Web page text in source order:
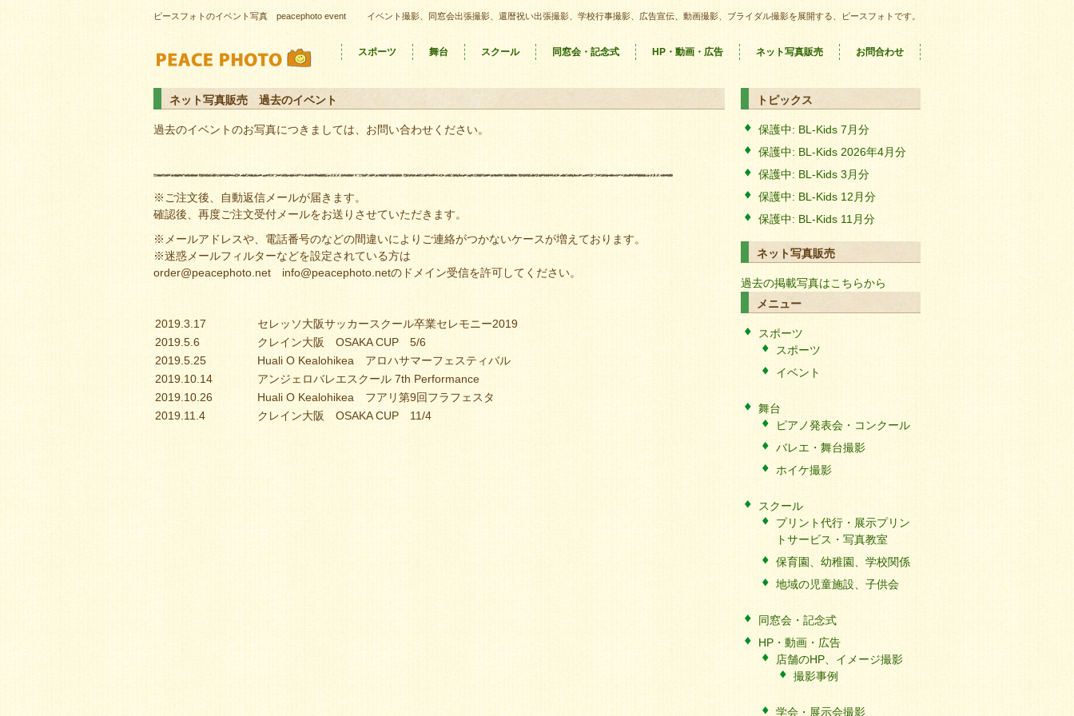
ピースフォトのイベント写真 peacephoto event イベント撮影、同窓会出張撮影、還暦祝い出張撮影、学校行事撮影、広告宣伝、動画撮影、ブライダル撮影を展開する、ピースフォトです。
スポーツ 舞台 スクール 同窓会・記念式 HP・動画・広告 ネット写真販売 お問合わせ
ネット写真販売 過去のイベント
過去のイベントのお写真につきましては、お問い合わせください。
※ご注文後、自動返信メールが届きます。
確認後、再度ご注文受付メールをお送りさせていただきます。
※メールアドレスや、電話番号のなどの間違いによりご連絡がつかないケースが増えております。
※迷惑メールフィルターなどを設定されている方は
order@peacephoto.net info@peacephoto.netのドメイン受信を許可してください。
2019.3.17
セレッソ大阪サッカースクール卒業セレモニー2019
2019.5.6
クレイン大阪 OSAKA CUP 5/6
2019.5.25
Huali O Kealohikea アロハサマーフェスティバル
2019.10.14
アンジェロバレエスクール 7th Performance
2019.10.26
Huali O Kealohikea フアリ第9回フラフェスタ
2019.11.4
クレイン大阪 OSAKA CUP 11/4
トピックス
保護中: BL-Kids 7月分
保護中: BL-Kids 2026年4月分
保護中: BL-Kids 3月分
保護中: BL-Kids 12月分
保護中: BL-Kids 11月分
ネット写真販売
過去の掲載写真はこちらから
メニュー
スポーツ
スポーツ
イベント
舞台
ピアノ発表会・コンクール
バレエ・舞台撮影
ホイケ撮影
スクール
プリント代行・展示プリン
トサービス・写真教室
保育園、幼稚園、学校関係
地域の児童施設、子供会
同窓会・記念式
HP・動画・広告
店舗のHP、イメージ撮影
撮影事例
学会・展示会撮影